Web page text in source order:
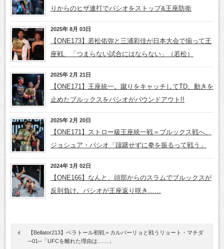
りからのヒザ連打でパシオをストップ&王座防衛
2025年 8月 03日
【ONE173】若松佑弥と三浦彩佳が日本大会で揃って王
座戦、「つまらない試合にはならない」（若松）
2025年 2月 21日
【ONE171】王座統一。蹴りをキャッチしてTD、動きを
止めたブルックスをパシオがパウンドアウト!!
2025年 2月 20日
【ONE171】ストロー級王座統一戦＝ブルックス戦へ、
ジョシュア・パシオ「躊躇せずに拳を振るって戦う」
2024年 3月 02日
【ONE166】なんと、頭部からのスラムでブルックスが
反則負け。パシオが王座返り咲き……
【Bellator213】ベラトール初戦＝カルバーリョと戦うリョート・マチダ
─01─「UFCを離れた理由は……」